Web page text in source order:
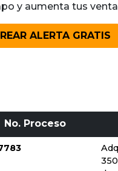
y aumenta tus
ALERTA GRATIS
No. Proceso